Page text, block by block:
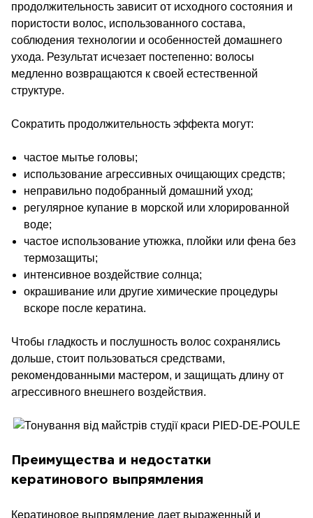
продолжительность зависит от исходного состояния и
пористости волос, использованного состава,
соблюдения технологии и особенностей домашнего
ухода. Результат исчезает постепенно: волосы
медленно возвращаются к своей естественной
структуре.
Сократить продолжительность эффекта могут:
частое мытье головы;
использование агрессивных очищающих средств;
неправильно подобранный домашний уход;
регулярное купание в морской или хлорированной
воде;
частое использование утюжка, плойки или фена без
термозащиты;
интенсивное воздействие солнца;
окрашивание или другие химические процедуры
вскоре после кератина.
Чтобы гладкость и послушность волос сохранялись
дольше, стоит пользоваться средствами,
рекомендованными мастером, и защищать длину от
агрессивного внешнего воздействия.
Преимущества и недостатки
кератинового выпрямления
Кератиновое выпрямление дает выраженный и